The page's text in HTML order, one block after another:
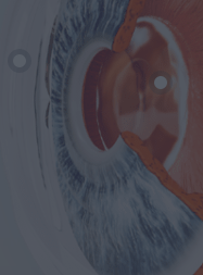
Κερατοειδής